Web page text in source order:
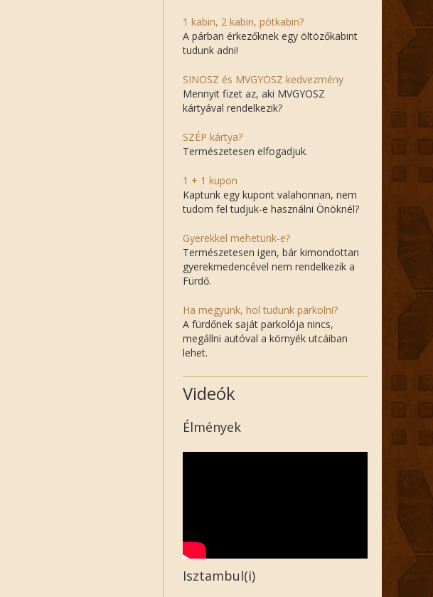
1 kabin, 2 kabin, pótkabin?
A párban érkezőknek egy öltözőkabint
tudunk adni!
SINOSZ és MVGYOSZ kedvezmény
Mennyit fizet az, aki MVGYOSZ
kártyával rendelkezik?
SZÉP kártya?
Természetesen elfogadjuk.
1 + 1 kupon
Kaptunk egy kupont valahonnan, nem
tudom fel tudjuk-e használni Önöknél?
Gyerekkel mehetünk-e?
Természetesen igen, bár kimondottan
gyerekmedencével nem rendelkezik a
Fürdő.
Ha megyünk, hol tudunk parkolni?
A fürdőnek saját parkolója nincs,
megállni autóval a környék utcáiban
lehet.
Videók
Élmények
Isztambul(i)